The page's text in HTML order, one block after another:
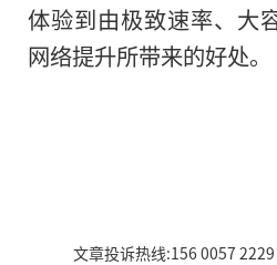
体验到由极致速率、大
网络提升所带来的好处。
文章投诉热线:156 0057